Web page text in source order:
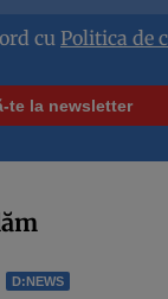
cu Politica de
D:NEWS